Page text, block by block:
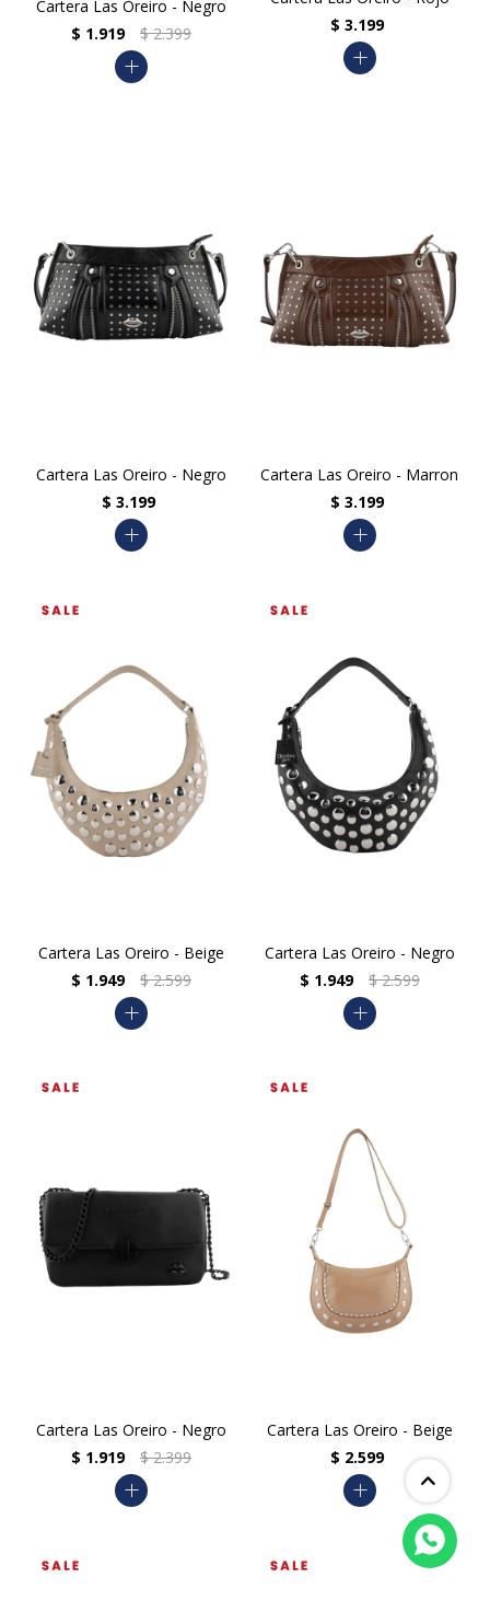
Cartera Las Oreiro - Negro
$ 1.919 $ 2.399
add
$ 3.199
add
Cartera Las Oreiro - Negro
$ 3.199
add
Cartera Las Oreiro - Marron
$ 3.199
add
Cartera Las Oreiro - Beige
$ 1.949 $ 2.599
add
Cartera Las Oreiro - Negro
$ 1.949 $ 2.599
add
Cartera Las Oreiro - Negro
$ 1.919 $ 2.399
add
Cartera Las Oreiro - Beige
$ 2.599
add